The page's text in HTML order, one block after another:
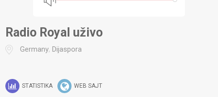
Radio Royal uživo
Germany,Dijaspora
STATISTIKA WEB SAJT